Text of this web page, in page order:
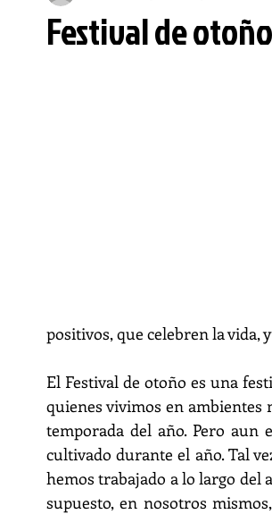
Festival de
positivos, que celebren la vida,
El Festival de otoño es una
quienes vivimos en ambientes
temporada del año. Pero aun
cultivado durante el año. Tal
hemos trabajado a lo largo del
supuesto, en nosotros